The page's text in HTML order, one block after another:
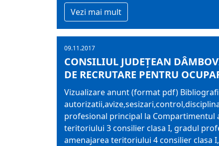
Vezi mai mult
09.11.2017
CONSILIUL JUDEŢEAN
DE RECRUTARE PENTRU
Vizualizare anunt (format pdf)
profesional principal la Compartimentul
teritoriului 3 consilier clasa I, gradul
amenajarea teritoriului 4 consilier clasa